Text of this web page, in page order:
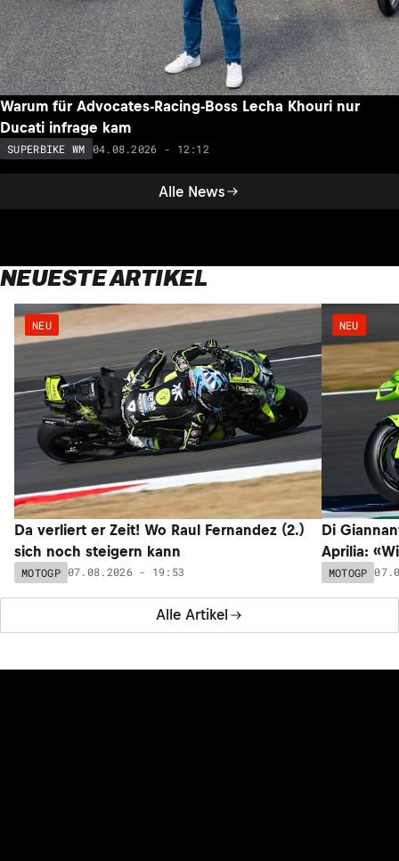
Alle News
Warum für Advocates-Racing-Boss Lecha Khouri nur
Ducati infrage kam
SUPERBIKE WM 04.08.2026 - 12:12
NEUESTE ARTIKEL
Alle Artikel
NEU
Da verliert er Zeit! Wo Raul Fernandez (2.)
sich noch steigern kann
MOTOGP 07.08.2026 - 19:53
NEU
Di
Aprilia:
MOTOGP